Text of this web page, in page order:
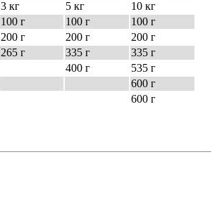
3 кг
5 кг
10 кг
100 г 100 г
100 г
200 г 200 г
200 г
265 г 335 г
335 г
400 г
535 г
600 г
600 г